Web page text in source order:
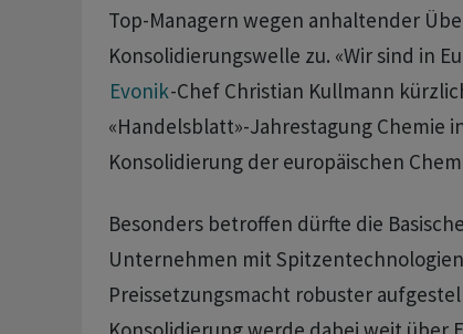
Top-Managern wegen anhaltender
Konsolidierungswelle zu. «Wir sind in
Evonik-Chef Christian Kullmann
«Handelsblatt»-Jahrestagung Chemie
Konsolidierung der ‌europäischen
Besonders betroffen dürfte die
Unternehmen mit
Preissetzungsmacht robuster